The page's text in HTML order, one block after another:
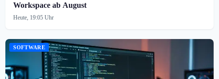
Workspace ab August
Heute, 19:05 Uhr
SOFTWARE